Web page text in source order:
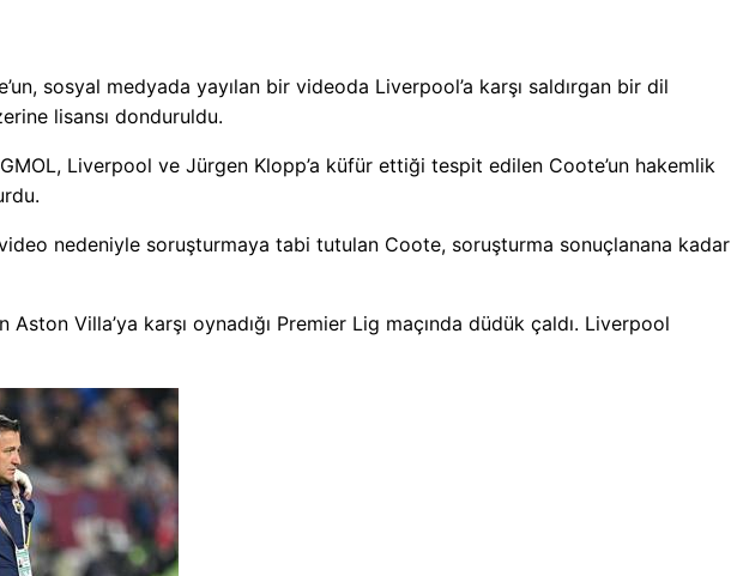
sosyal medyada yayılan bir videoda Liverpool’a karşı saldırgan bir dil
lisansı donduruldu.
Liverpool ve Jürgen Klopp’a küfür ettiği tespit edilen Coote’un hakemlik
nedeniyle soruşturmaya tabi tutulan Coote, soruşturma sonuçlanana kadar
Villa’ya karşı oynadığı Premier Lig maçında düdük çaldı. Liverpool